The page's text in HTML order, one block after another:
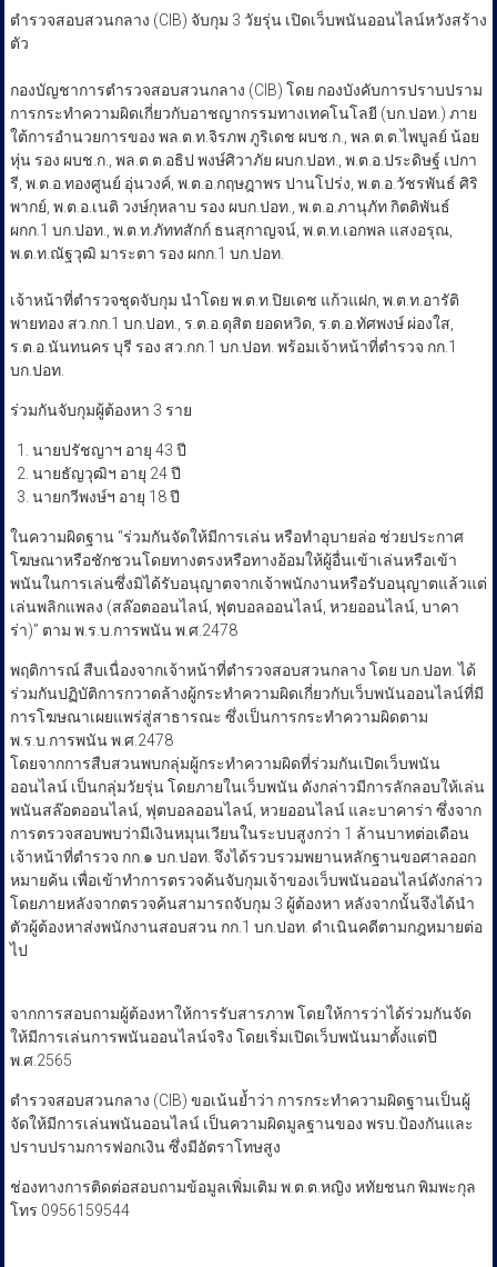
ตำรวจสอบสวนกลาง (CIB) จับกุม 3 วัยรุ่น เปิดเว็บพนันออนไลน์หวังสร้าง
ตัว
​​​กองบัญชาการตำรวจสอบสวนกลาง (CIB) โดย กองบังคับการปราบปราม
การกระทำความผิดเกี่ยวกับอาชญากรรมทางเทคโนโลยี (บก.ปอท.) ภาย
ใต้การอำนวยการของ พล.ต.ท.จิรภพ ภูริเดช ผบช.ก., พล.ต.ต.ไพบูลย์ น้อย
หุ่น รอง ผบช.ก., พล.ต.ต.อธิป พงษ์ศิวาภัย ผบก.ปอท., พ.ต.อ.ประดิษฐ์ เปกา
รี, พ.ต.อ.ทองศูนย์ อุ่นวงค์, พ.ต.อ.กฤษฎาพร ปานโปร่ง, พ.ต.อ.วัชรพันธ์ ศิริ
พากย์, พ.ต.อ.เนติ วงษ์กุหลาบ รอง ผบก.ปอท., พ.ต.อ.ภานุภัท กิตติพันธ์
ผกก.1 บก.ปอท., พ.ต.ท.ภัททสักก์ ธนสุกาญจน์, พ.ต.ท.เอกพล แสงอรุณ,
พ.ต.ท.ณัฐวุฒิ มาระตา รอง ผกก.1 บก.ปอท.
​​​เจ้าหน้าที่ตำรวจชุดจับกุม นำโดย พ.ต.ท.ปิยเดช แก้วแฝก, พ.ต.ท.อารัติ
พายทอง สว.กก.1 บก.ปอท., ร.ต.อ.ดุสิต ยอดหวิด, ร.ต.อ.ทัศพงษ์ ผ่องใส,
ร.ต.อ.นันทนคร บุรี รอง สว.กก.1 บก.ปอท. พร้อมเจ้าหน้าที่ตำรวจ กก.1
บก.ปอท.
ร่วมกันจับกุมผู้ต้องหา 3 ราย
นายปรัชญาฯ อายุ 43 ปี
นายธัญวุฒิฯ อายุ 24 ปี
นายกวีพงษ์ฯ อายุ 18 ปี
ในความผิดฐาน “ร่วมกันจัดให้มีการเล่น หรือทำอุบายล่อ ช่วยประกาศ
โฆษณาหรือชักชวนโดยทางตรงหรือทางอ้อมให้ผู้อื่นเข้าเล่นหรือเข้า
พนันในการเล่นซึ่งมิได้รับอนุญาตจากเจ้าพนักงานหรือรับอนุญาตแล้วแต่
เล่นพลิกแพลง (สล๊อตออนไลน์, ฟุตบอลออนไลน์, หวยออนไลน์, บาคา
ร่า)” ตาม พ.ร.บ.การพนัน พ.ศ.2478
พฤติการณ์ สืบเนื่องจากเจ้าหน้าที่ตำรวจสอบสวนกลาง โดย บก.ปอท. ได้
ร่วมกันปฏิบัติการกวาดล้างผู้กระทำความผิดเกี่ยวกับเว็บพนันออนไลน์ที่มี
การโฆษณาเผยแพร่สู่สาธารณะ ซึ่งเป็นการกระทำความผิดตาม
พ.ร.บ.การพนัน พ.ศ.2478 ​
โดยจากการสืบสวนพบกลุ่มผู้กระทำความผิดที่ร่วมกันเปิดเว็บพนัน
ออนไลน์ เป็นกลุ่มวัยรุ่น โดยภายในเว็บพนัน ดังกล่าวมีการลักลอบให้เล่น
พนันสล๊อตออนไลน์, ฟุตบอลออนไลน์, หวยออนไลน์ และบาคาร่า ซึ่งจาก
การตรวจสอบพบว่ามีเงินหมุนเวียนในระบบสูงกว่า 1 ล้านบาทต่อเดือน
เจ้าหน้าที่ตำรวจ กก.๑ บก.ปอท. จึงได้รวบรวมพยานหลักฐานขอศาลออก
หมายค้น เพื่อเข้าทำการตรวจค้นจับกุมเจ้าของเว็บพนันออนไลน์ดังกล่าว
โดยภายหลังจากตรวจค้นสามารถจับกุม 3 ผู้ต้องหา หลังจากนั้นจึงได้นำ
ตัวผู้ต้องหาส่งพนักงานสอบสวน กก.1 บก.ปอท. ดำเนินคดีตามกฎหมายต่อ
ไป
จากการสอบถามผู้ต้องหาให้การรับสารภาพ โดยให้การว่าได้ร่วมกันจัด
ให้มีการเล่นการพนันออนไลน์จริง โดยเริ่มเปิดเว็บพนันมาตั้งแต่ปี
พ.ศ.2565
ตำรวจสอบสวนกลาง (CIB) ขอเน้นย้ำว่า การกระทำความผิดฐานเป็นผู้
จัดให้มีการเล่นพนันออนไลน์ เป็นความผิดมูลฐานของ พรบ.ป้องกันและ
ปราบปรามการฟอกเงิน ซึ่งมีอัตราโทษสูง
​ช่องทางการติดต่อสอบถามข้อมูลเพิ่มเติม พ.ต.ต.หญิง หทัยชนก พิมพะกุล
โทร 0956159544